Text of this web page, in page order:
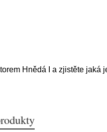
Hnědá I a zjistěte jaká